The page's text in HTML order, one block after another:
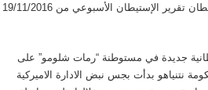
(أ.ل) – صدر عن المكتب الوطني للدفاع عن الأرض ومقاومة الاستيطان تقرير الإستيطان الأسبوعي من 19/11/2016
على مخطط لبناء 500 وحدة استيطانية جديدة في مستوطنة “رمات شلومو” على
بدأت بجس نبض الادارة الاميركية